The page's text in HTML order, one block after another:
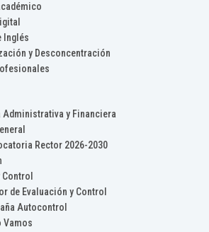
Inglés
y Desconcentración
y Financiera
Rector 2026-2030
de Evaluación y Control
Autocontrol
Vamos